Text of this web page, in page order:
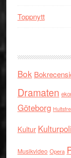
Toppnytt
Bok
Dramaten
Göteborg
Kultur
Musikvideo Opera